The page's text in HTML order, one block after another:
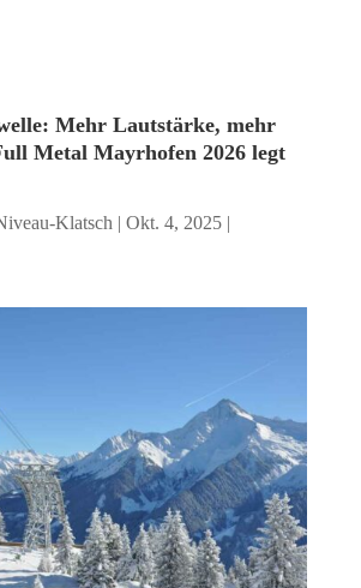
Mehr Lautstärke, mehr
Metal Mayrhofen 2026 legt
Klatsch | Okt. 4, 2025|